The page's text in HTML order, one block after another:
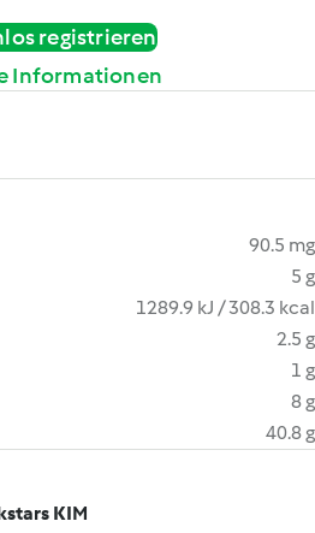
registrieren
Informationen
90.5 mg
5 g
1289.9 kJ / 308.3 kcal
2.5 g
1 g
8 g
40.8 g
KIM